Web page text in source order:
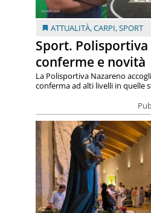
ATTUALITÀ,CARPI,SPORT
Sport.
conferme e novità
La Polisportiva Nazareno
conferma ad alti livelli in quelle